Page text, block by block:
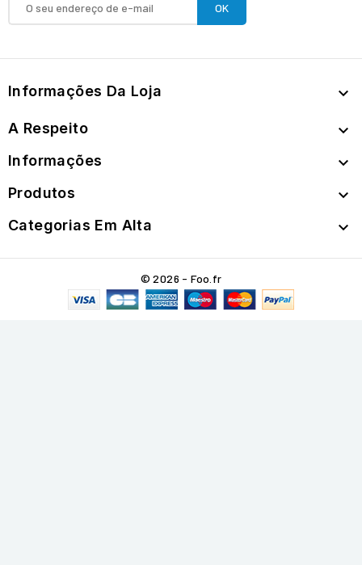
Informações Da Loja 
A Respeito 
Informações 
Produtos 
Categorias Em Alta 
© 2026 - Foo.fr